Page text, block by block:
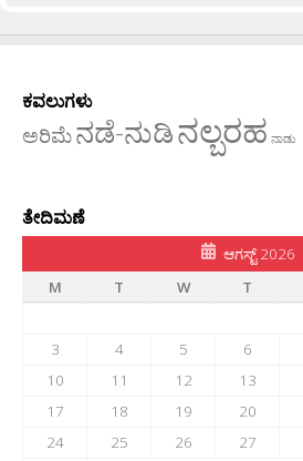
ಕವಲುಗಳು
ಅರಿಮೆನಡೆ-ನುಡಿನಲ್ಬರಹ ನಾಡು
ತೇದಿಮಣೆ
ಆಗಸ್ಟ್ 2026
M
T W T
3
4 5 6
10
11 12 13
17
18 19 20
24
25 26 27